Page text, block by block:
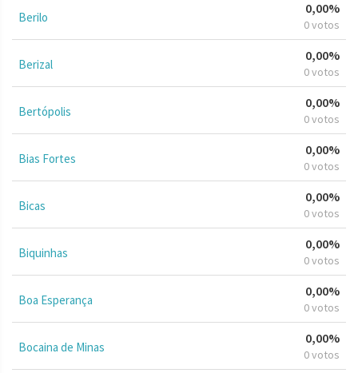
Berilo
0,00%
0 votos
Berizal
0,00%
0 votos
Bertópolis
0,00%
0 votos
Bias Fortes
0,00%
0 votos
Bicas
0,00%
0 votos
Biquinhas
0,00%
0 votos
Boa Esperança
0,00%
0 votos
Bocaina de Minas
0,00%
0 votos